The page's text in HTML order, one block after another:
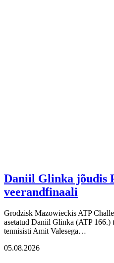
Daniil Glinka jõudis
veerandfinaali
Grodzisk Mazowieckis ATP
asetatud Daniil Glinka (ATP 166.)
tennisisti Amit Valesega…
05.08.2026